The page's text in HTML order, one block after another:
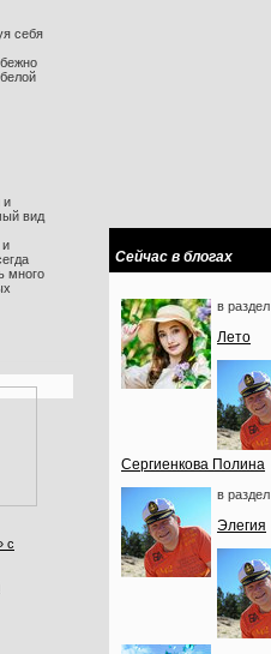
себя
и
вид
и
много
с
Сейчас в блогах
в раздел
Лето
Сергиенкова Полина
в раздел
Элегия